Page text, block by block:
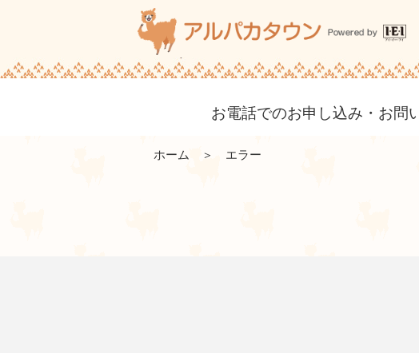
お電話でのお申し込み・お問
ホーム ＞ エラー